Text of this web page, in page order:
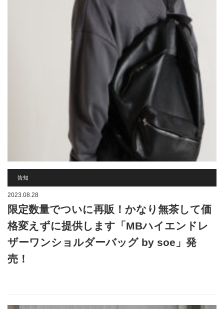
告知
2023.08.28
限定数量でついに再販！かなり無茶して価
格変えずに提供します「MBハイエンドレ
ザーワンショルダーバッグ by soe」発
売！